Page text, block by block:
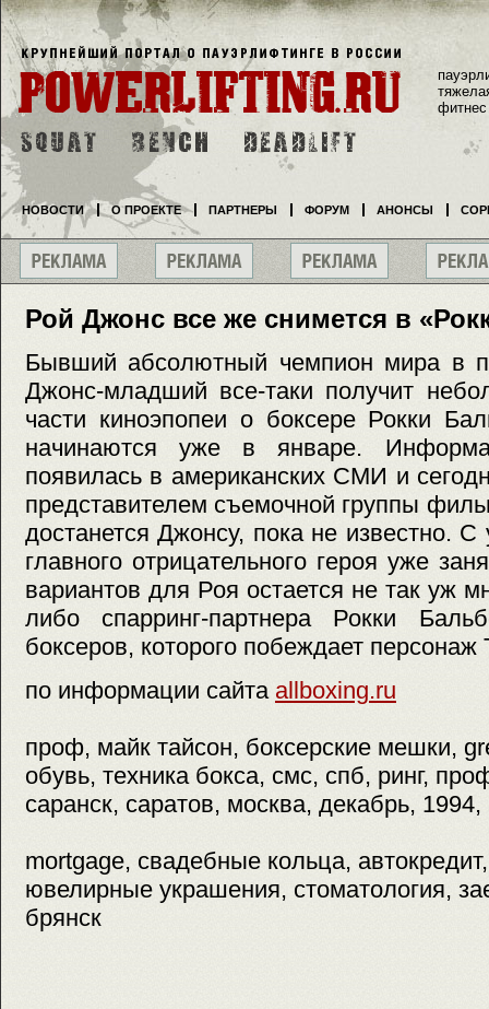
Рой Джонс все же снимется в
Бывший абсолютный чемпион мира в
Джонс-младший все-таки получит
части киноэпопеи о боксере Рокки
начинаются уже в январе.
появилась в американских СМИ и
представителем съемочной группы
достанется Джонсу, пока не известно. С
главного отрицательного героя уже
вариантов для Роя остается не так уж
либо спарринг-партнера Рокки
боксеров, которого побеждает персонаж
по информации сайта allboxing.ru
проф, майк тайсон, боксерские мешки,
обувь, техника бокса, смс, спб, ринг,
саранск, саратов, москва, декабрь,
mortgage, свадебные кольца,
ювелирные украшения, стоматология,
брянск
фитнес
НОВОСТИ О ПРОЕКТЕ ПАРТНЕРЫ ФОРУМ АНОНСЫ